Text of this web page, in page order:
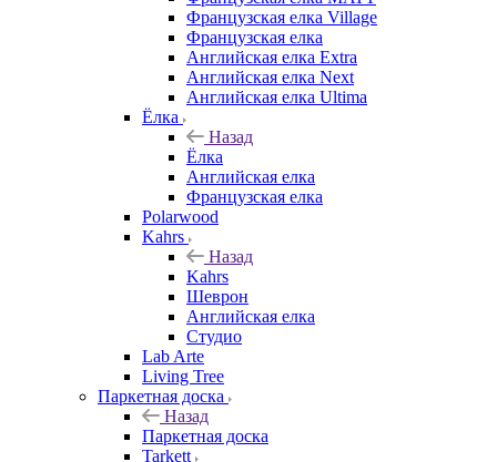
Французская елка Village
Французская елка
Английская елка Extra
Английская елка Next
Английская елка Ultima
Ёлка
Назад
Ёлка
Английская елка
Французская елка
Polarwood
Kahrs
Назад
Kahrs
Шеврон
Английская елка
Студио
Lab Arte
Living Tree
Паркетная доска
Назад
Паркетная доска
Tarkett